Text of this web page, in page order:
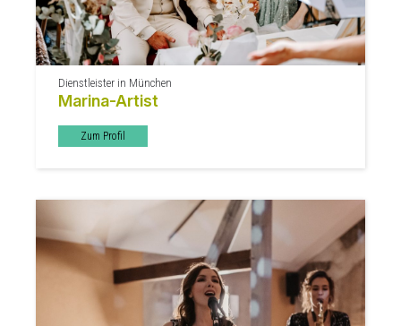
Dienstleister in München
Marina-Artist
Zum Profil